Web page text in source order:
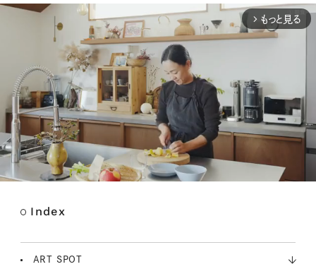
arrow_forward_ios もっと見る
Index
ART SPOT